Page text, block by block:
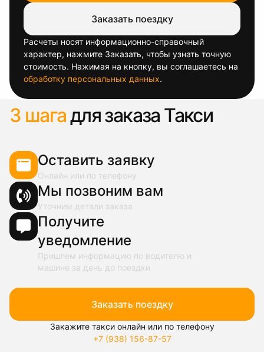
Заказать поездку
Расчеты носят информационно-справочный
характер, нажмите Заказать, чтобы узнать точную
стоимость. Нажимая на кнопку, вы соглашаетесь на
обработку персональных данных.
3 шагадля заказа Такси
Оставить заявку
Онлайн или по телефону
Мы позвоним вам
Уточним детали заказа
Получите
уведомление
Пришлем информацию по водителю и
машине за день до поездки
Заказать поездку
Закажите такси онлайн или по телефону
+7 (938) 156-87-57